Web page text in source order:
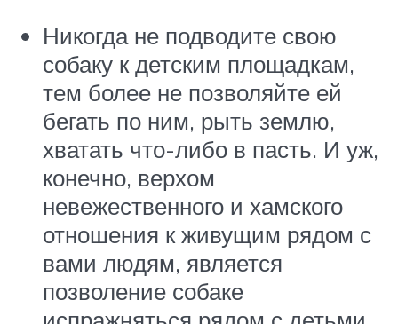
Никогда не подводите свою
собаку к детским площадкам,
тем более не позволяйте ей
бегать по ним, рыть землю,
хватать что-либо в пасть. И уж,
конечно, верхом
невежественного и хамского
отношения к живущим рядом с
вами людям, является
позволение собаке